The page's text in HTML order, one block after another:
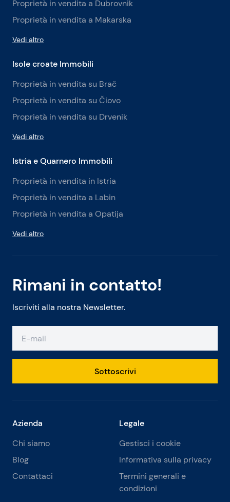
Rimani in contatto!
Iscriviti alla nostra Newsletter.
Sottoscrivi
Proprietà in vendita a Dubrovnik
Proprietà in vendita a Makarska
Vedi altro
Isole croate Immobili
Proprietà in vendita su Brač
Proprietà in vendita su Čiovo
Proprietà in vendita su Drvenik
Vedi altro
Istria e Quarnero Immobili
Proprietà in vendita in Istria
Proprietà in vendita a Labin
Proprietà in vendita a Opatija
Vedi altro
Azienda
Chi siamo
Blog
Contattaci
Legale
Gestisci i cookie
Informativa sulla privacy
Termini generali e
condizioni